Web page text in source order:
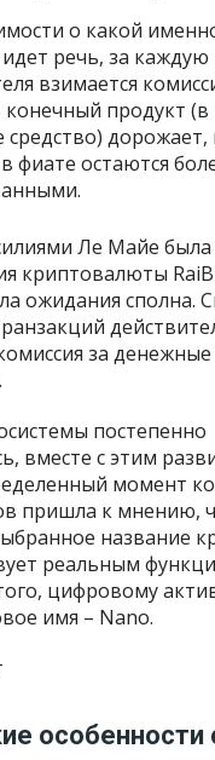
о какой
речь, за
взимается
конечный продукт
дорожает,
фиате остаются
Ле Майе
криптовалюты
ожидания сполна.
за
постепенно
вместе с этим
момент
пришла к мнению,
название
реальным
цифровому
имя – Nano.
особенности